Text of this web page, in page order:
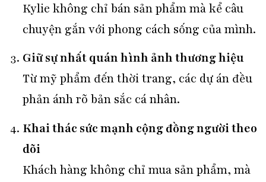
Kylie không chỉ bán sản phẩm mà kể câu
chuyện gắn với phong cách sống của mình.
Giữ sự nhất quán hình ảnh thương hiệu
Từ mỹ phẩm đến thời trang, các dự án đều
phản ánh rõ bản sắc cá nhân.
Khai thác sức mạnh cộng đồng người theo
dõi
Khách hàng không chỉ mua sản phẩm, mà